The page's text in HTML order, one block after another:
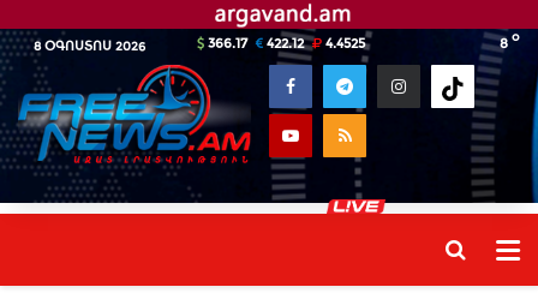
8 ՕԳՈՍՏՈՍ 2026 8 o
366.17 422.12 4.4525